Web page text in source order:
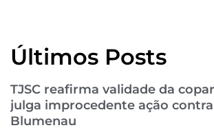
Últimos Posts
TJSC reafirma validade da
julga improcedente ação
Blumenau